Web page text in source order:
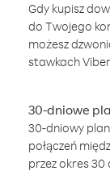
Gdy kupisz
do Twojego
możesz
stawkach
30-dniowe
30-dniowy
połączeń
przez okres 30